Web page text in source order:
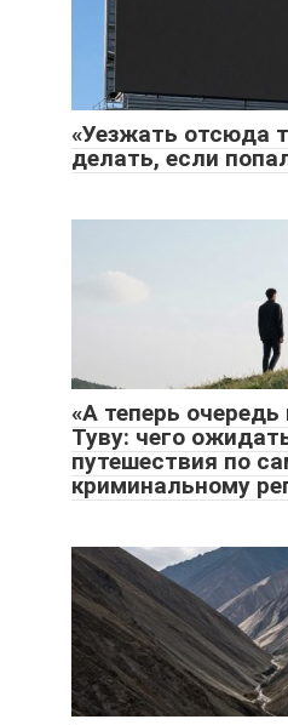
«Уезжать отсюда
делать, если
«А теперь
Туву: чего
путешествия по
криминальному